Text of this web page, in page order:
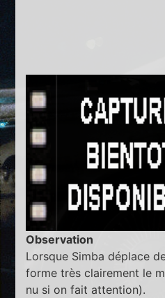
Observation
Lorsque Simba déplace
forme très clairement le
nu si on fait attention).